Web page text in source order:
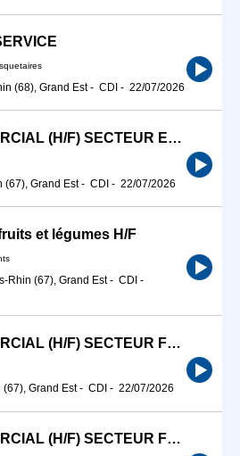
(68), Grand Est- CDI - 22/07/2026
EMPLOYE COMMERCIAL (H/F) SECTEUR EPICERIE / DPH
(67), Grand Est- CDI - 22/07/2026
et légumes H/F
Rhin (67), Grand Est- CDI -
EMPLOYE COMMERCIAL (H/F) SECTEUR FRAIS LS
Grand Est- CDI - 22/07/2026
EMPLOYE COMMERCIAL (H/F) SECTEUR FRAIS EMBALLE L.S.